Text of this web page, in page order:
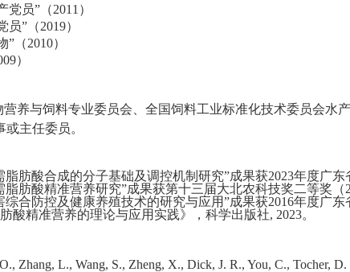
党员” （2011 ）
员” （2019）
” （2010）
）
养与饲料专业委员会、全国饲料工业标准化技术委员会
主任委员。
肪酸合成的分子基础及调控机制研究”成果获2023年度广东
脂肪酸精准营养研究”成果获第十三届大北农科技奖二等奖（
综合防控及健康养殖技术的研究与应用”成果获2016年度广东
精准营养的理论与应用实践》，科学出版社, 2023。
Zhang, L., Wang, S., Zheng, X., Dick, J. R., You, C., Tocher,